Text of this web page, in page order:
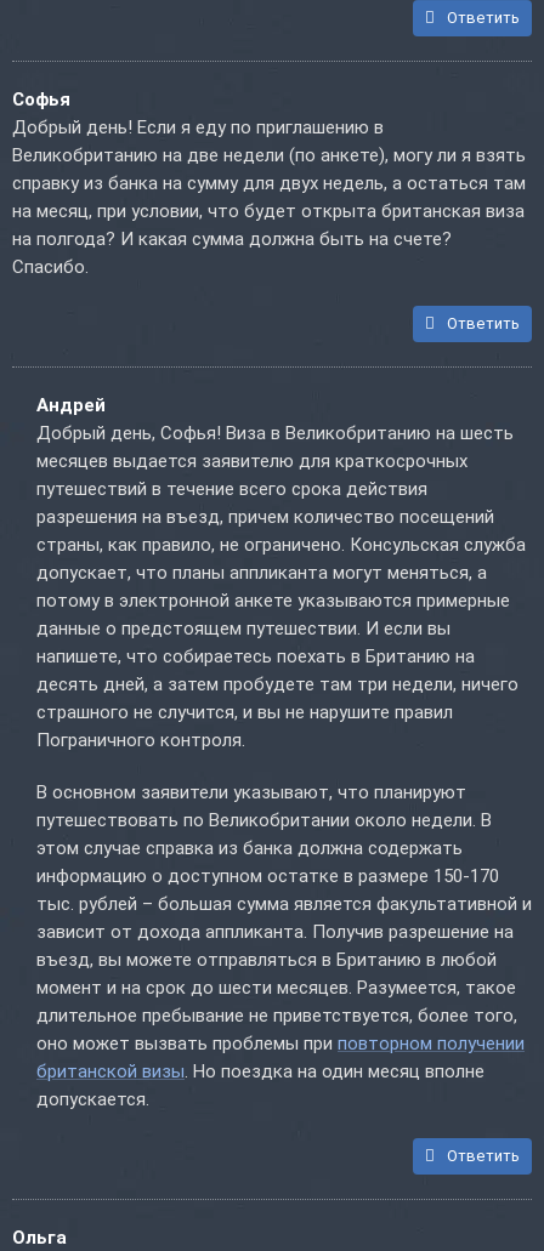
Ответить
Софья
Добрый день! Если я еду по приглашению в
Великобританию на две недели (по анкете), могу ли я взять
справку из банка на сумму для двух недель, а остаться там
на месяц, при условии, что будет открыта британская виза
на полгода? И какая сумма должна быть на счете?
Спасибо.
Ответить
Андрей
Добрый день, Софья! Виза в Великобританию на шесть
месяцев выдается заявителю для краткосрочных
путешествий в течение всего срока действия
разрешения на въезд, причем количество посещений
страны, как правило, не ограничено. Консульская служба
допускает, что планы аппликанта могут меняться, а
потому в электронной анкете указываются примерные
данные о предстоящем путешествии. И если вы
напишете, что собираетесь поехать в Британию на
десять дней, а затем пробудете там три недели, ничего
страшного не случится, и вы не нарушите правил
Пограничного контроля.
В основном заявители указывают, что планируют
путешествовать по Великобритании около недели. В
этом случае справка из банка должна содержать
информацию о доступном остатке в размере 150-170
тыс. рублей – большая сумма является факультативной и
зависит от дохода аппликанта. Получив разрешение на
въезд, вы можете отправляться в Британию в любой
момент и на срок до шести месяцев. Разумеется, такое
длительное пребывание не приветствуется, более того,
оно может вызвать проблемы при повторном получении
британской визы. Но поездка на один месяц вполне
допускается.
Ответить
Ольга